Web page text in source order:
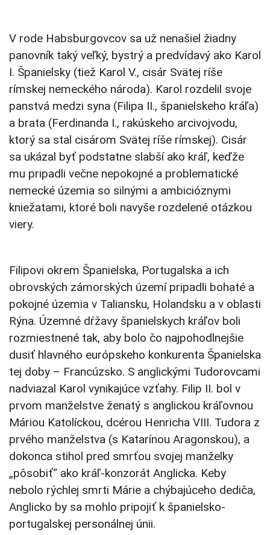
V rode Habsburgovcov sa už nenašiel žiadny
panovník taký veľký, bystrý a predvídavý ako Karol
I. Španielsky (tiež Karol V., cisár Svätej ríše
rímskej nemeckého národa). Karol rozdelil svoje
panstvá medzi syna (Filipa II., španielskeho kráľa)
a brata (Ferdinanda I., rakúskeho arcivojvodu,
ktorý sa stal cisárom Svätej ríše rímskej). Cisár
sa ukázal byť podstatne slabší ako kráľ, keďže
mu pripadli večne nepokojné a problematické
nemecké územia so silnými a ambicióznymi
kniežatami, ktoré boli navyše rozdelené otázkou
viery.
Filipovi okrem Španielska, Portugalska a ich
obrovských zámorských území pripadli bohaté a
pokojné územia v Taliansku, Holandsku a v oblasti
Rýna. Územné dŕžavy španielskych kráľov boli
rozmiestnené tak, aby bolo čo najpohodlnejšie
dusiť hlavného európskeho konkurenta Španielska
tej doby – Francúzsko. S anglickými Tudorovcami
nadviazal Karol vynikajúce vzťahy. Filip II. bol v
prvom manželstve ženatý s anglickou kráľovnou
Máriou Katolíckou, dcérou Henricha VIII. Tudora z
prvého manželstva (s Katarínou Aragonskou), a
dokonca stihol pred smrťou svojej manželky
„pôsobiť“ ako kráľ-konzorát Anglicka. Keby
nebolo rýchlej smrti Márie a chýbajúceho dediča,
Anglicko by sa mohlo pripojiť k španielsko-
portugalskej personálnej únii.